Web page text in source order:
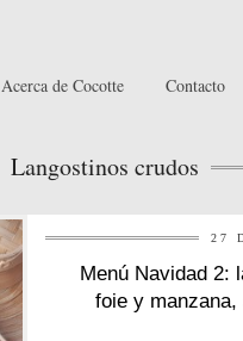
Acerca de Cocotte Contacto
Langostinos crudos
27
Menú Navidad 2:
foie y